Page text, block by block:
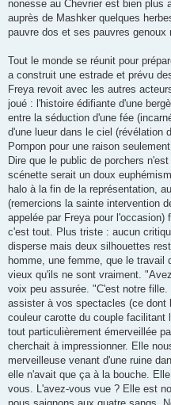
nonesse au Chevrier est bien plus
auprès de Mashker quelques
pauvre dos et ses pauvres
Tout le monde se réunit pour
a construit une estrade et prévu
Freya revoit avec les autres
joué : l'histoire édifiante d'une
entre la séduction d'une fée
d'une lueur dans le ciel (révélation
Pompon pour une raison
Dire que le public de porchers
scénette serait un doux
halo à la fin de la représentation,
(remercions la sainte intervention
appelée par Freya pour
c'est tout. Plus triste : aucun
disperse mais deux silhouettes
homme, une femme, que le
vieux qu'ils ne sont vraiment.
voix peu assurée. "C'est notre
assister à vos spectacles (ce
couleur carotte du couple facilitant
tout particulièrement émerveillée
cherchait à impressionner. Elle
merveilleuse venant d'une ruine
elle n'avait que ça à la bouche.
vous. L'avez-vous vue ? Elle est